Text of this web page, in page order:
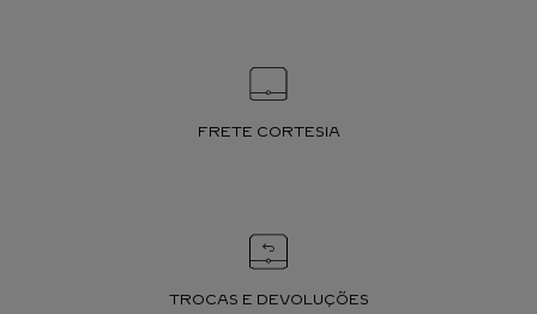
FRETE CORTESIA
TROCAS E DEVOLUÇÕES